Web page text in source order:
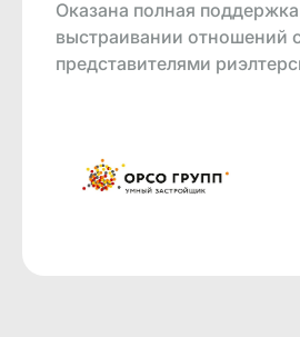
Оказана полная
выстраивании отношений
представителями